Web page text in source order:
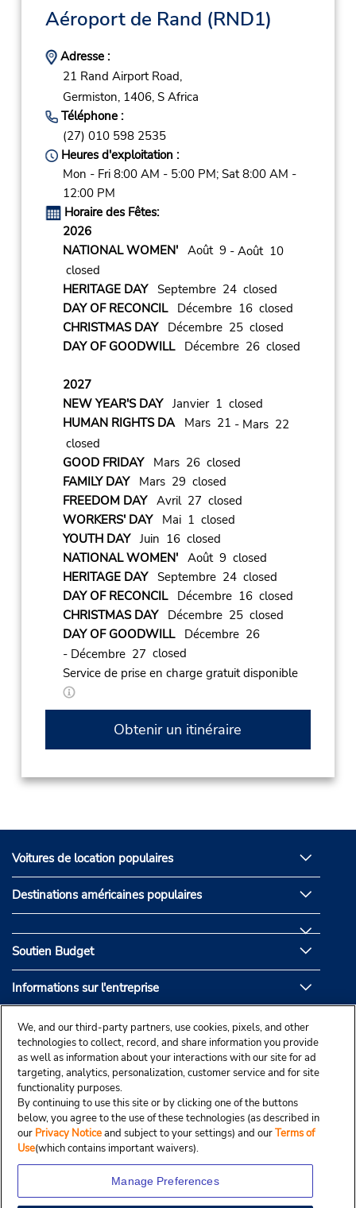
Aéroport de Rand (RND1)
Adresse :
21 Rand Airport Road,
Germiston, 1406, S Africa
Téléphone :
(27) 010 598 2535
Heures d'exploitation :
Mon - Fri 8:00 AM - 5:00 PM; Sat 8:00 AM -
12:00 PM
Horaire des Fêtes:
2026
NATIONAL WOMEN'Août 9 - Août 10
closed
HERITAGE DAYSeptembre 24 closed
DAY OF RECONCILDécembre 16 closed
CHRISTMAS DAYDécembre 25 closed
DAY OF GOODWILLDécembre 26 closed
2027
NEW YEAR'S DAYJanvier 1 closed
HUMAN RIGHTS DAMars 21 - Mars 22
closed
GOOD FRIDAYMars 26 closed
FAMILY DAYMars 29 closed
FREEDOM DAYAvril 27 closed
WORKERS' DAYMai 1 closed
YOUTH DAYJuin 16 closed
NATIONAL WOMEN'Août 9 closed
HERITAGE DAYSeptembre 24 closed
DAY OF RECONCILDécembre 16 closed
CHRISTMAS DAYDécembre 25 closed
DAY OF GOODWILLDécembre 26
- Décembre 27 closed
Service de prise en charge gratuit disponible
Obtenir un itinéraire
Voitures de location populaires
Destinations américaines populaires
Soutien Budget
Informations sur l'entreprise
Partenaires de Budget
We, and our third-party partners, use cookies, pixels, and other
technologies to collect, record, and share information you provide
as well as information about your interactions with our site for ad
targeting, analytics, personalization, customer service and for site
functionality purposes.
By continuing to use this site or by clicking one of the buttons
below, you agree to the use of these technologies (as described in
our Privacy Noticeand subject to your settings) and ourTerms of
Use(which contains important waivers).
Manage Preferences